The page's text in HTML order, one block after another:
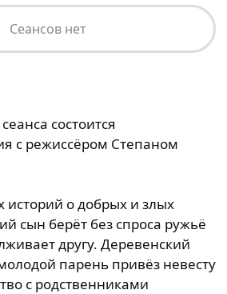
Сеансов нет
состоится
с режиссёром Степаном
историй о добрых и злых
сын берёт без спроса ружьё
другу. Деревенский
парень привёз невесту
с родственниками